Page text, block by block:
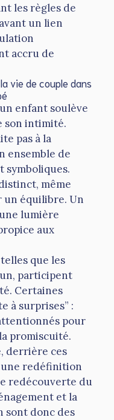
les règles de
un lien
accru de
vie de couple dans
enfant soulève
son intimité.
pas à la
ensemble de
symboliques.
même
équilibre. Un
lumière
aux
que les
participent
Certaines
à surprises” :
pour
promiscuité.
derrière ces
une redéfinition
redécouverte du
et la
sont donc des